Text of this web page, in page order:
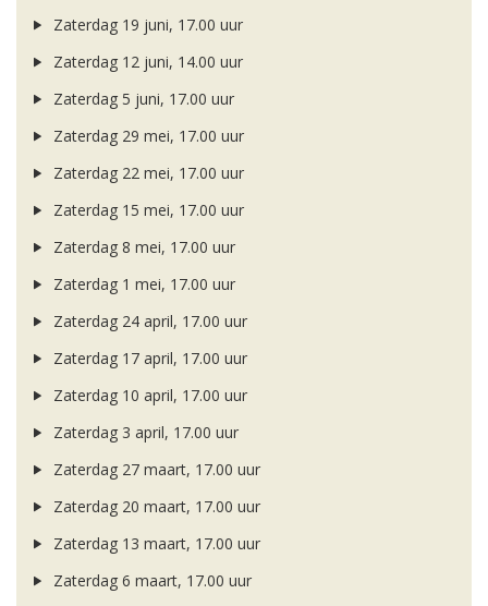
Zaterdag 19 juni, 17.00 uur
Zaterdag 12 juni, 14.00 uur
Zaterdag 5 juni, 17.00 uur
Zaterdag 29 mei, 17.00 uur
Zaterdag 22 mei, 17.00 uur
Zaterdag 15 mei, 17.00 uur
Zaterdag 8 mei, 17.00 uur
Zaterdag 1 mei, 17.00 uur
Zaterdag 24 april, 17.00 uur
Zaterdag 17 april, 17.00 uur
Zaterdag 10 april, 17.00 uur
Zaterdag 3 april, 17.00 uur
Zaterdag 27 maart, 17.00 uur
Zaterdag 20 maart, 17.00 uur
Zaterdag 13 maart, 17.00 uur
Zaterdag 6 maart, 17.00 uur